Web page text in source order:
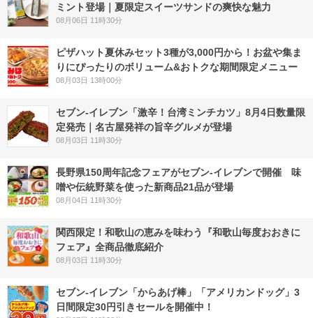
ミント登場｜夏限定スイーツサンドの爽快な魅力
08月06日 11時30分
ピザハット夏休みセット3種が3,000円から！お盆や集ま
りにぴったりのボリューム&おトクな期間限定メニュー
08月03日 13時00分
セブン-イレブン「激辛！台湾ミンチカツ」8月4日数量限
定発売｜名古屋発祥の旨辛グルメが登場
08月03日 11時30分
長野県150周年記念フェアがセブン-イレブンで開催 味
噌や伝統野菜を使った新商品21品が登場
08月04日 11時30分
関西限定！和歌山の恵みを味わう『和歌山毎度おおきに
フェア』全商品徹底紹介
08月03日 11時30分
セブン‐イレブン「からあげ棒」「アメリカンドッグ」3
日間限定30円引きセールを開催中！